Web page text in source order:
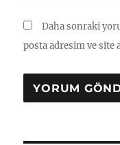
Daha sonraki
posta adresim ve site